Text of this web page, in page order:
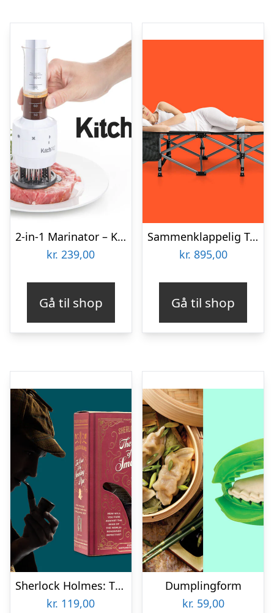
2-in-1 Marinator – KitchPro
kr. 239,00
Gå til shop
Sammenklappelig Teltseng – Outlust
kr. 895,00
Gå til shop
Sherlock Holmes: The Case of the Smoking Pipe
kr. 119,00
Dumplingform
kr. 59,00